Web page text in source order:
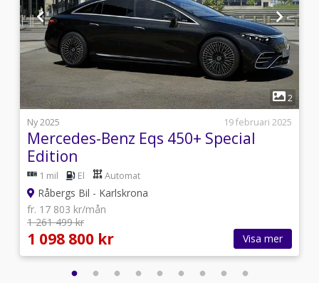
1
2
Ny 2025
19 februari 2025
Mercedes-Benz Eqs 450+ Special
Edition
1 mil El Automat
Råbergs Bil - Karlskrona
fr. 17 803 kr/mån
1 261 499 kr
1 098 800 kr Visa mer